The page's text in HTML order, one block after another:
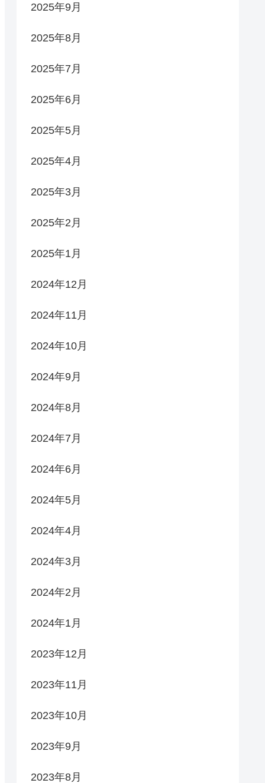
2025年9月
2025年8月
2025年7月
2025年6月
2025年5月
2025年4月
2025年3月
2025年2月
2025年1月
2024年12月
2024年11月
2024年10月
2024年9月
2024年8月
2024年7月
2024年6月
2024年5月
2024年4月
2024年3月
2024年2月
2024年1月
2023年12月
2023年11月
2023年10月
2023年9月
2023年8月